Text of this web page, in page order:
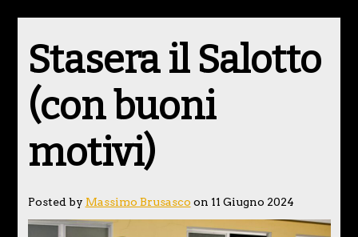
Stasera il Salotto
(con buoni
motivi)
Posted by Massimo Brusasco on 11 Giugno 2024